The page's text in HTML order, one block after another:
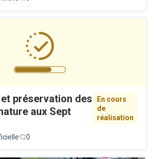
préservation des
aux Sept
En cours
de
réalisation
0